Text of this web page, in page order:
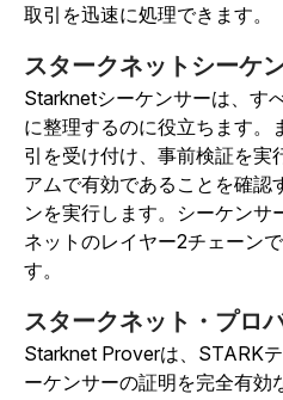
取引を迅速に処理できます。
スタークネットシーケ
Starknetシーケンサーは、す
に整理するのに役立ちます。
引を受け付け、事前検証を実
アムで有効であることを確認
ンを実行します。シーケンサ
ネットのレイヤー2チェーン
す。
スタークネット・プロ
Starknet Proverは、STARK
ーケンサーの証明を完全有効